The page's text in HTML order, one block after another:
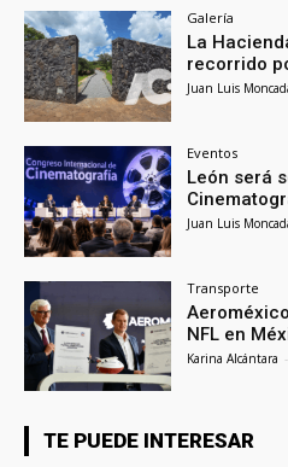
Galería
La
recorrido
Juan Luis
Eventos
León será
Juan Luis
Transporte
NFL en
Karina Alcántara -
TE PUEDE INTERESAR